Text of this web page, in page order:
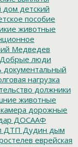
дом детский
пособие
животные
Медведев
Добрые люди
документальный
нагрузка
должники
животные
дорожные
ДОСААФ
ДТП Дудин дым
еврейская